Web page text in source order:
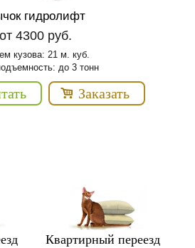
гидролифт
от 4300 руб.
кузова: 21 м. куб.
до 3 тонн
Заказать
Квартирный переезд